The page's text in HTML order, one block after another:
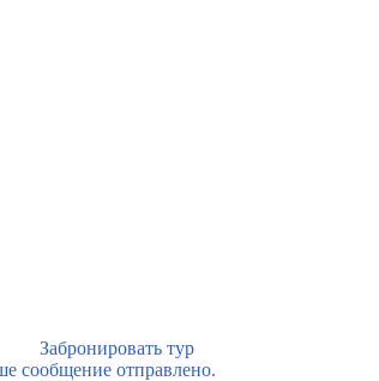
Забронировать тур
сообщение отправлено.